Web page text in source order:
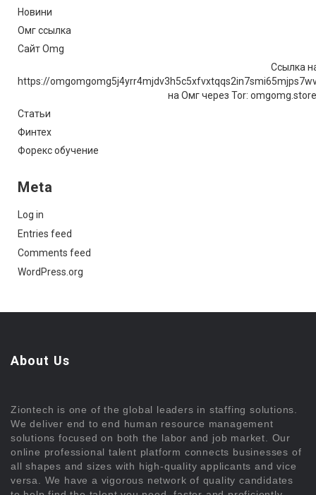
Новини
Омг ссылка
Сайт Omg
Ссылка
https://
на Омг через Tor:
Статьи
Финтех
Форекс обучение
Meta
Log in
Entries feed
Comments feed
WordPress.org
About Us
Ziontech is one of the global leaders in staffing solutions.
We deliver end to end human resource management
solutions focused on both the labor and job market. Our
online professional talent platform connects businesses of
all shapes and sizes with high-quality applicants and vice
versa. We have a vigorous network of quality candidates